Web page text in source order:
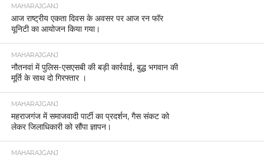
MAHARAJGANJ
आज राष्ट्रीय एकता दिवस के अवसर पर आज रन फॉर
यूनिटी का आयोजन किया गया।
MAHARAJGANJ
नौतनवां में पुलिस-एसएसबी की बड़ी कार्रवाई, बुद्ध भगवान की
मूर्ति के साथ दो गिरफ्तार ।
MAHARAJGANJ
महराजगंज में समाजवादी पार्टी का प्रदर्शन, गैस संकट को
लेकर जिलाधिकारी को सौंपा ज्ञापन।
MAHARAJGANJ